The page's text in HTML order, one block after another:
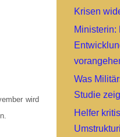
wird
Krisen
Ministerin:
Was
Studie
Helfer